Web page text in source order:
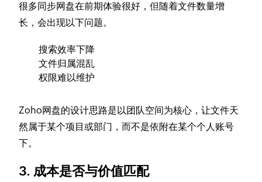
很多同步网盘在前期体验很好，但随着文件数量增
长，会出现以下问题。
搜索效率下降
文件归属混乱
权限难以维护
Zoho网盘的设计思路是以团队空间为核心，让文件天
然属于某个项目或部门，而不是依附在某个个人账号
下。
3. 成本是否与价值匹配